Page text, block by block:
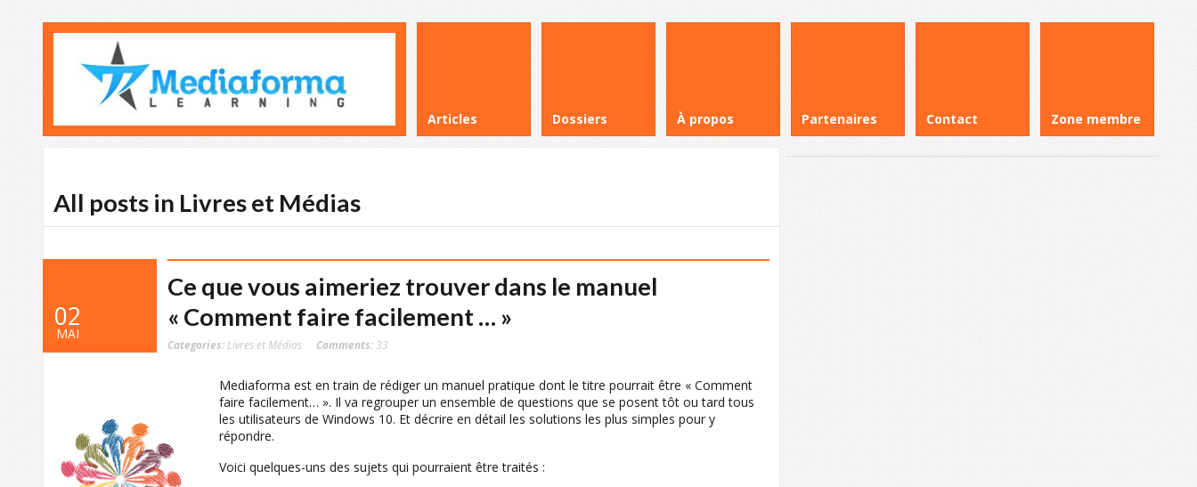
Articles Dossiers À propos Partenaires Contact Zone membre
All posts in Livres et Médias
02
MAI
Ce que vous aimeriez trouver dans le manuel
« Comment faire facilement … »
Categories: Livres et Médias Comments: 33
Mediaforma est en train de rédiger un manuel pratique dont le titre pourrait être « Comment
faire facilement… ». Il va regrouper un ensemble de questions que se posent tôt ou tard tous
les utilisateurs de Windows 10. Et décrire en détail les solutions les plus simples pour y
répondre.
Voici quelques-uns des sujets qui pourraient être traités :